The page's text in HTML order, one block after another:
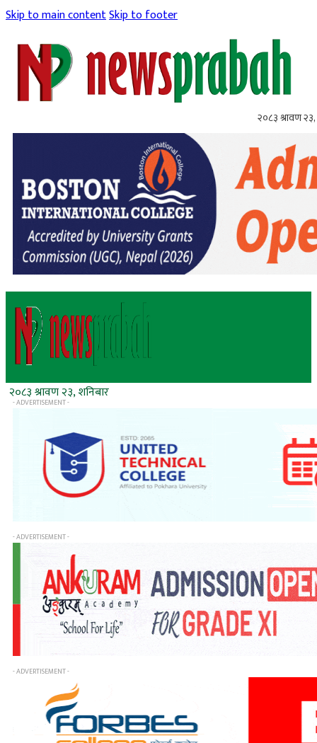
Skip to main contentSkip to footer
२०८३ श्रावण २३,
२०८३ श्रावण २३, शनिबार
- ADVERTISEMENT -
- ADVERTISEMENT -
- ADVERTISEMENT -